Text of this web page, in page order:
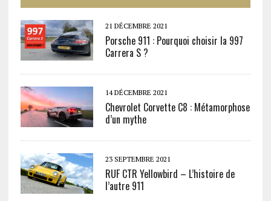
21 DÉCEMBRE 2021
Porsche 911 : Pourquoi choisir la 997
Carrera S ?
14 DÉCEMBRE 2021
Chevrolet Corvette C8 : Métamorphose
d’un mythe
23 SEPTEMBRE 2021
RUF CTR Yellowbird – L’histoire de
l’autre 911